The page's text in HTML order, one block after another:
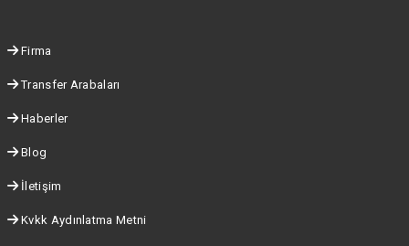
Firma
Transfer Arabaları
Haberler
Blog
İletişim
Kvkk Aydınlatma Metni